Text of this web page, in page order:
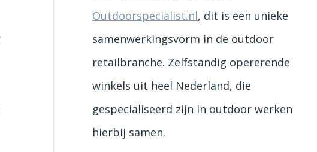
Outdoorspecialist.nl, dit is een unieke
samenwerkingsvorm in de outdoor
retailbranche. Zelfstandig opererende
winkels uit heel Nederland, die
gespecialiseerd zijn in outdoor werken
hierbij samen.